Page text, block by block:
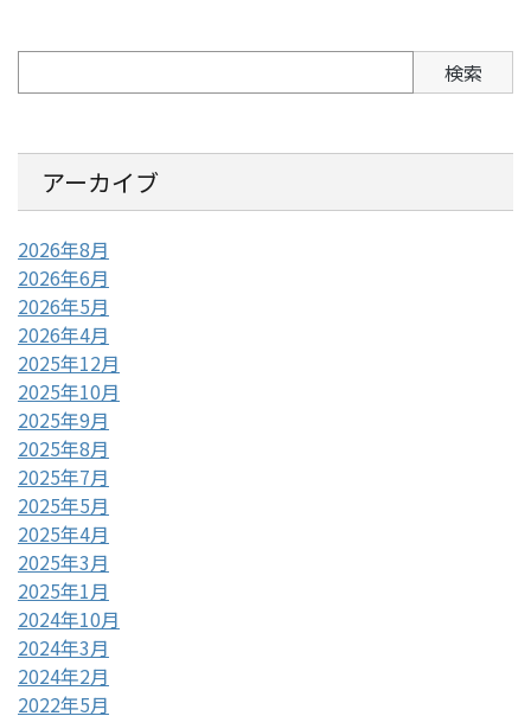
検索
アーカイブ
2026年8月
2026年6月
2026年5月
2026年4月
2025年12月
2025年10月
2025年9月
2025年8月
2025年7月
2025年5月
2025年4月
2025年3月
2025年1月
2024年10月
2024年3月
2024年2月
2022年5月